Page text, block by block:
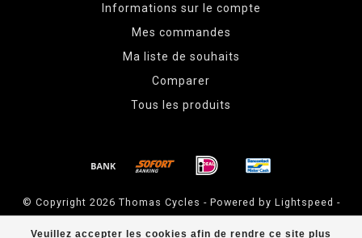
Veuillez accepter les cookies afin de rendre ce site plus
Informations sur le compte
Mes commandes
Ma liste de souhaits
Comparer
Tous les produits
© Copyright 2026 Thomas Cycles - Powered by Lightspeed -
Theme byDyvelopment